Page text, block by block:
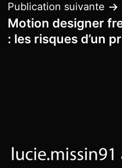
Publication suivante
Motion designer
: les risques d’un